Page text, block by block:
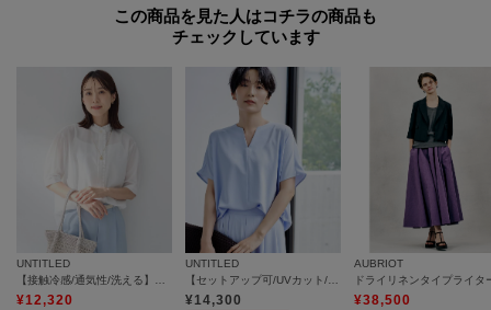
この商品を見た人はコチラの商品も
チェックしています
UNTITLED
【接触冷感/通気性/洗える】スタンドカラーフリルブラウス
¥12,320
UNTITLED
【セットアップ可/UVカット/接触冷感/UVカット】リラクシーキーVネックブラウス
¥14,300
AUBRIOT
¥38,500